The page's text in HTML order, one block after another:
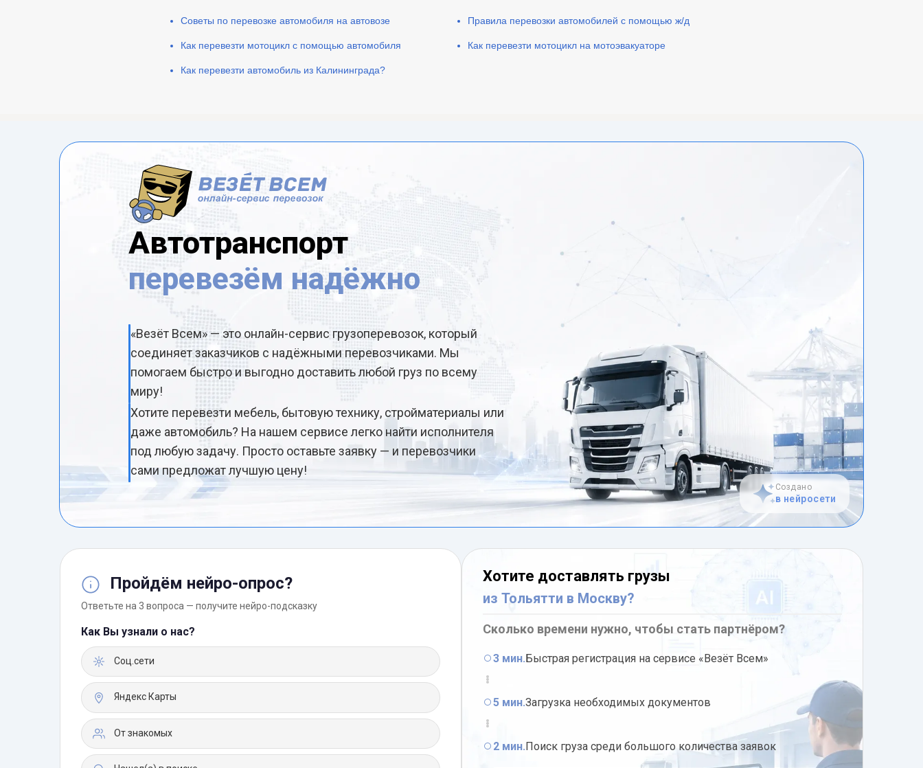
Советы по перевозке автомобиля на автовозе Правила перевозки автомобилей с помощью ж/д
Как перевезти мотоцикл с помощью автомобиля Как перевезти мотоцикл на мотоэвакуаторе
Как перевезти автомобиль из Калининграда?
Автотранспорт
перевезём надёжно
«Везёт Всем» — это онлайн-сервис грузоперевозок, который
соединяет заказчиков с надёжными перевозчиками. Мы
помогаем быстро и выгодно доставить любой груз по всему
миру!
Хотите перевезти мебель, бытовую технику, стройматериалы или
даже автомобиль? На нашем сервисе легко найти исполнителя
под любую задачу. Просто оставьте заявку — и перевозчики
сами предложат лучшую цену!
Создано
в нейросети
Пройдём нейро-опрос?
Ответьте на 3 вопроса — получите нейро-подсказку
Как Вы узнали о нас?
Соц.сети
Яндекс Карты
От знакомых
Хотите доставлять грузы
из Тольятти в Москву?
Сколько времени нужно, чтобы стать партнёром?
3 мин.Быстрая регистрация на сервисе «Везёт Всем»
5 мин.Загрузка необходимых документов
2 мин.Поиск груза среди большого количества заявок